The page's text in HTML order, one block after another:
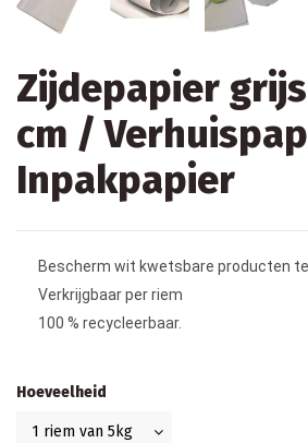
Zijdepapier
cm /
Inpakpapier
Bescherm wit kwetsbare producten
Verkrijgbaar per riem
100 % recycleerbaar.
Hoeveelheid